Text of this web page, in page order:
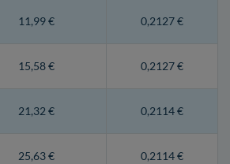
11,99 € 0,2127 €
15,58 € 0,2127 €
21,32 € 0,2114 €
25,63 € 0,2114 €